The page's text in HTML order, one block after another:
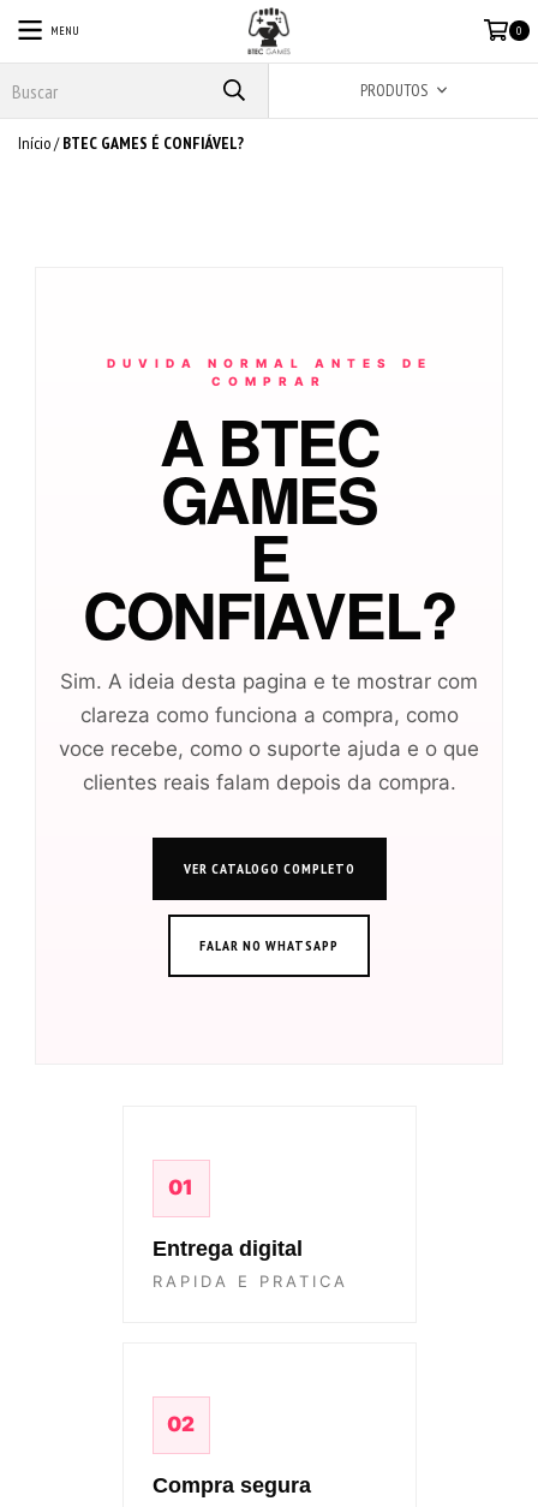
MENU 0
PRODUTOS
Início/ BTEC GAMES É CONFIÁVEL?
DUVIDA NORMAL ANTES DE
COMPRAR
A BTEC
GAMES
E
CONFIAVEL?
Sim. A ideia desta pagina e te mostrar com
clareza como funciona a compra, como
voce recebe, como o suporte ajuda e o que
clientes reais falam depois da compra.
VER CATALOGO COMPLETO
FALAR NO WHATSAPP
01
Entrega digital
RAPIDA E PRATICA
02
Compra segura